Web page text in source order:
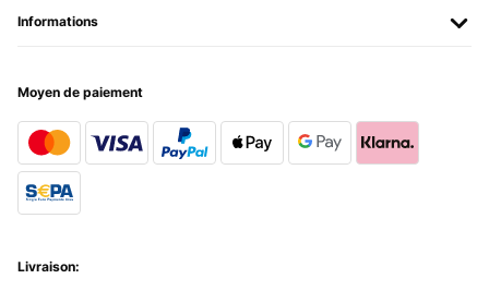
Informations
Moyen de paiement
Livraison: